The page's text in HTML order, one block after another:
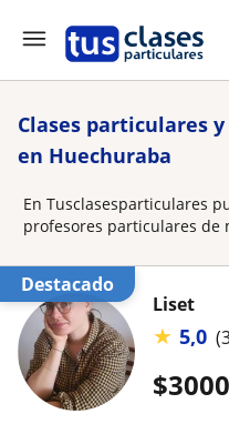
Clases particulares
en Huechuraba
En Tusclasesparticulares
profesores particulares de
Destacado
$
Liset
★ 5,0